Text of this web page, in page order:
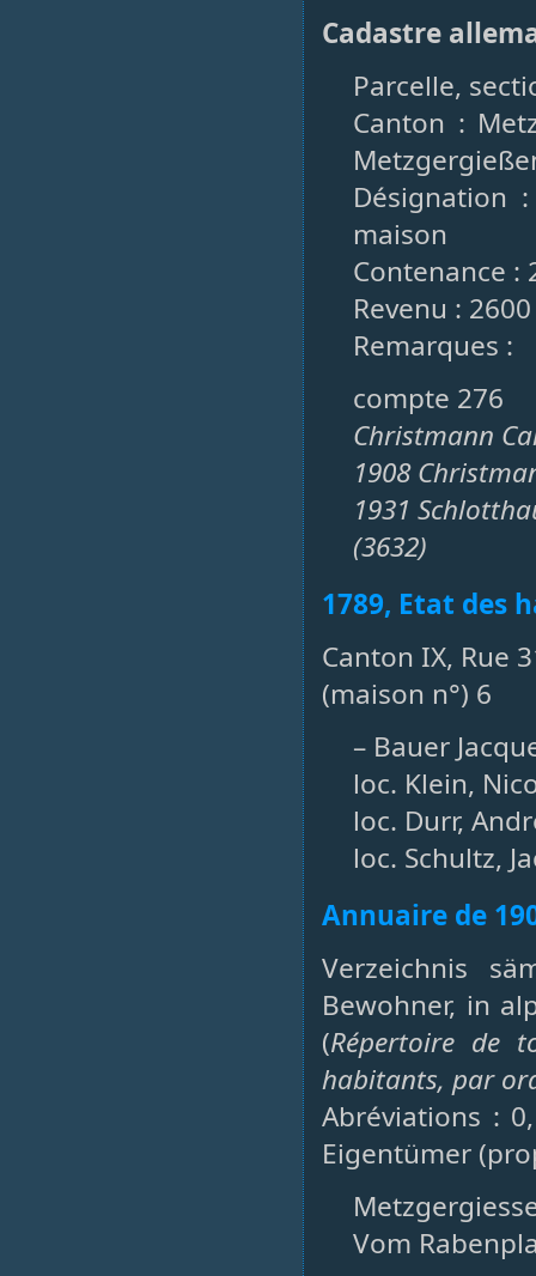
Cadastre
Parcelle,
Canton :
Désignation
maison
Contenance :
Revenu :
Remarques :
compte 276
Christmann
1908
1931
(3632)
1789, Etat des
Canton IX, Rue
(maison n°) 6
– Bauer
loc. Klein,
loc. Durr,
loc. Schultz,
Annuaire de
Verzeichnis
Bewohner, in
(Répertoire de
habitants, par
Abréviations :
Eigentümer
Vom